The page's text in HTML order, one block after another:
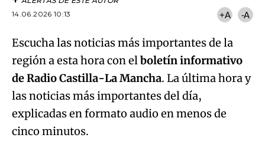
14.06.2026 10:13
+A -A
Escucha las noticias más importantes de la
región a esta hora con elboletín informativo
de Radio Castilla-La Mancha. La última hora y
las noticias más importantes del día,
explicadas en formato audio en menos de
cinco minutos.